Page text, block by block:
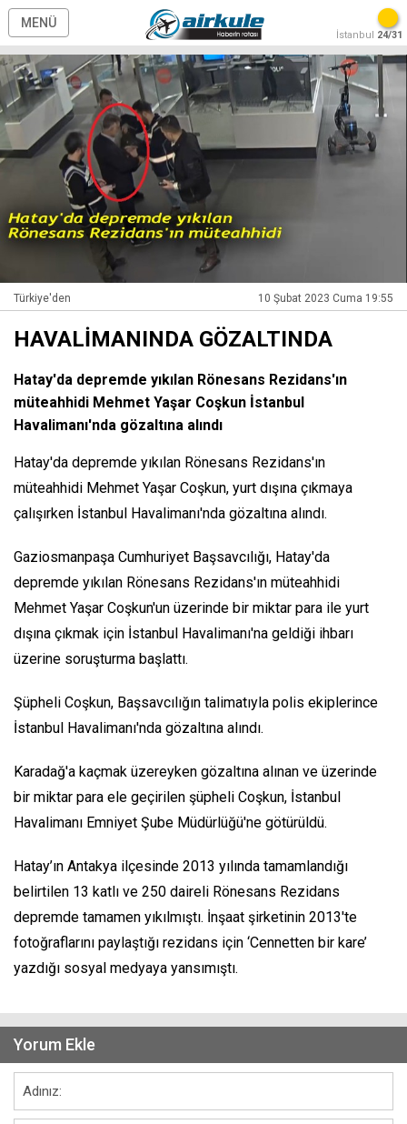
MENÜ
İstanbul 24/31
Türkiye'den 10 Şubat 2023 Cuma 19:55
HAVALİMANINDA GÖZALTINDA
Hatay'da depremde yıkılan Rönesans Rezidans'ın
müteahhidi Mehmet Yaşar Coşkun İstanbul
Havalimanı'nda gözaltına alındı
Hatay'da depremde yıkılan Rönesans Rezidans'ın
müteahhidi Mehmet Yaşar Coşkun, yurt dışına çıkmaya
çalışırken İstanbul Havalimanı'nda gözaltına alındı.
Gaziosmanpaşa Cumhuriyet Başsavcılığı, Hatay'da
depremde yıkılan Rönesans Rezidans'ın müteahhidi
Mehmet Yaşar Coşkun'un üzerinde bir miktar para ile yurt
dışına çıkmak için İstanbul Havalimanı'na geldiği ihbarı
üzerine soruşturma başlattı.
Şüpheli Coşkun, Başsavcılığın talimatıyla polis ekiplerince
İstanbul Havalimanı'nda gözaltına alındı.
Karadağ'a kaçmak üzereyken gözaltına alınan ve üzerinde
bir miktar para ele geçirilen şüpheli Coşkun, İstanbul
Havalimanı Emniyet Şube Müdürlüğü'ne götürüldü.
Hatay’ın Antakya ilçesinde 2013 yılında tamamlandığı
belirtilen 13 katlı ve 250 daireli Rönesans Rezidans
depremde tamamen yıkılmıştı. İnşaat şirketinin 2013'te
fotoğraflarını paylaştığı rezidans için ‘Cennetten bir kare’
yazdığı sosyal medyaya yansımıştı.
Yorum Ekle